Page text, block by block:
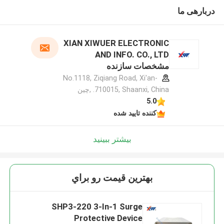
دربارهی ما
XIAN XIWUER ELECTRONIC
AND INFO. CO., LTD
مشخصات سازنده
No.1118, Ziqiang Road, Xi'an-
710015, Shaanxi, China. ,چین
5.0
کننده تایید شده
بیشتر ببینید
بهترين قيمت رو براي
SHP3-220 3-In-1 Surge
Protective Device